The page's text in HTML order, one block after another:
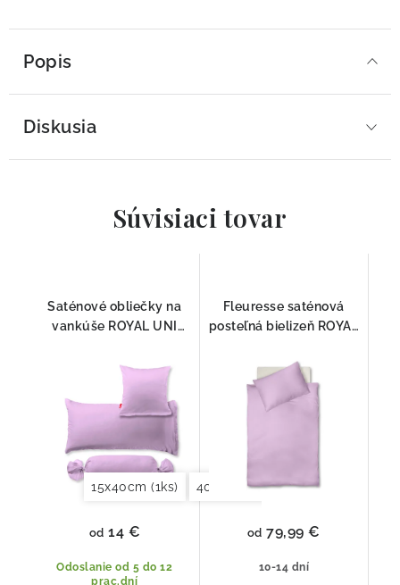
Popis
Diskusia
Súvisiaci tovar
Saténové obliečky na
vankúše ROYAL UNI
15x40cm (1ks) 40x40cm (2ks) 40x60cm (2ks)
Odoslanie od 5 do 12
prac.dní
od 14 €
Fleuresse saténová
posteľná bielizeň ROYAL
10-14 dní
od 79,99 €